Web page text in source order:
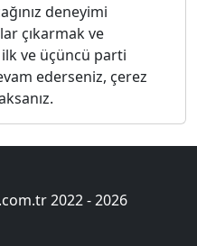
deneyimi
çıkarmak ve
ilk ve üçüncü parti
ederseniz, çerez
2022 -2026